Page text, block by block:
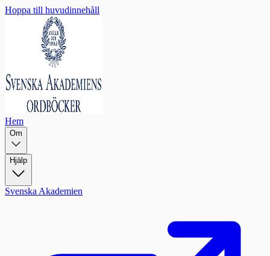
Hoppa till huvudinnehåll
Hem
Om
Hjälp
Svenska Akademien